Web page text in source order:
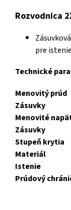
Rozvodnica
pre
Technické
Menovitý prúd
Zásuvky
Menovité
Zásuvky
Stupeň krytia
Materiál
Istenie
Prúdový